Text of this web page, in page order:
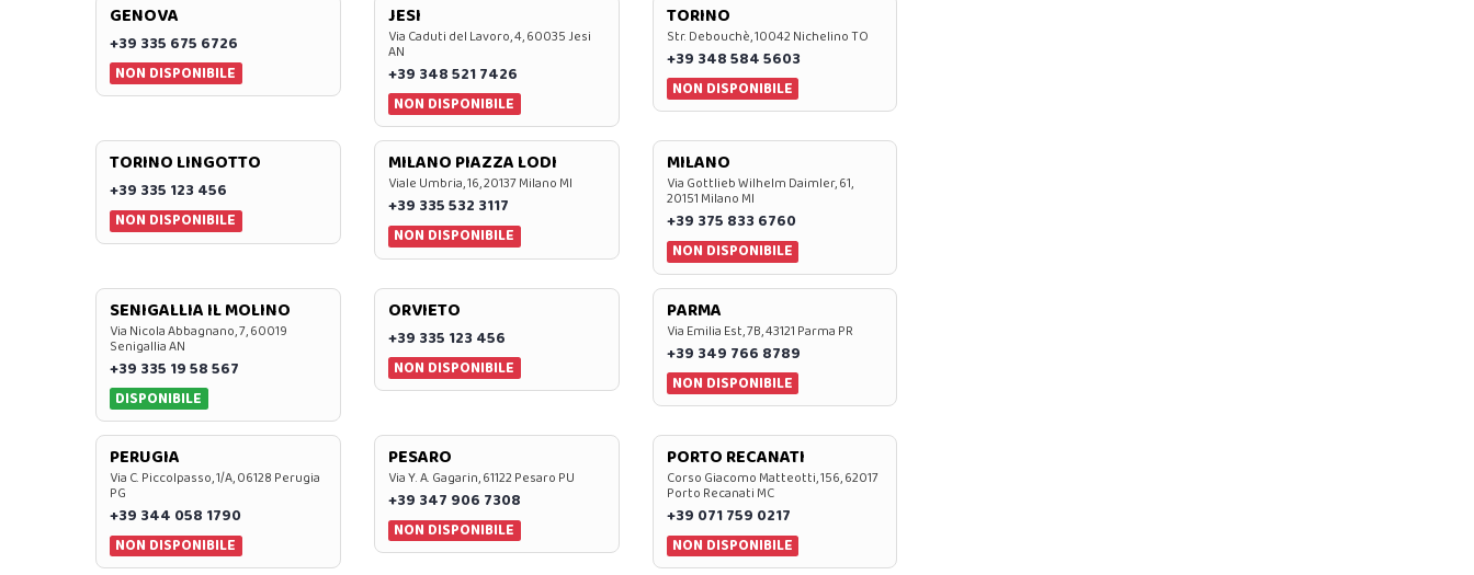
GENOVA
+39 335 675 6726
NON DISPONIBILE
JESI
Via Caduti del Lavoro, 4, 60035 Jesi
AN
+39 348 521 7426
NON DISPONIBILE
TORINO
Str. Debouchè, 10042 Nichelino TO
+39 348 584 5603
NON DISPONIBILE
TORINO LINGOTTO
+39 335 123 456
NON DISPONIBILE
MILANO PIAZZA LODI
Viale Umbria, 16, 20137 Milano MI
+39 335 532 3117
NON DISPONIBILE
MILANO
Via Gottlieb Wilhelm Daimler, 61,
20151 Milano MI
+39 375 833 6760
NON DISPONIBILE
SENIGALLIA IL MOLINO
Via Nicola Abbagnano, 7, 60019
Senigallia AN
+39 335 19 58 567
DISPONIBILE
ORVIETO
+39 335 123 456
NON DISPONIBILE
PARMA
Via Emilia Est, 7B, 43121 Parma PR
+39 349 766 8789
NON DISPONIBILE
PERUGIA
Via C. Piccolpasso, 1/A, 06128 Perugia
PG
+39 344 058 1790
NON DISPONIBILE
PESARO
Via Y. A. Gagarin, 61122 Pesaro PU
+39 347 906 7308
NON DISPONIBILE
PORTO RECANATI
Corso Giacomo Matteotti, 156, 62017
Porto Recanati MC
+39 071 759 0217
NON DISPONIBILE